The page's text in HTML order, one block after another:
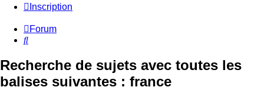
Inscription
Forum
Rechercher
Recherche de sujets avec toutes les
balises suivantes : france